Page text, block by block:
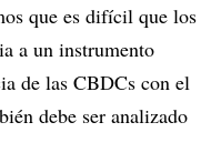
que es difícil que los
a un instrumento
de las CBDCs con el
debe ser analizado